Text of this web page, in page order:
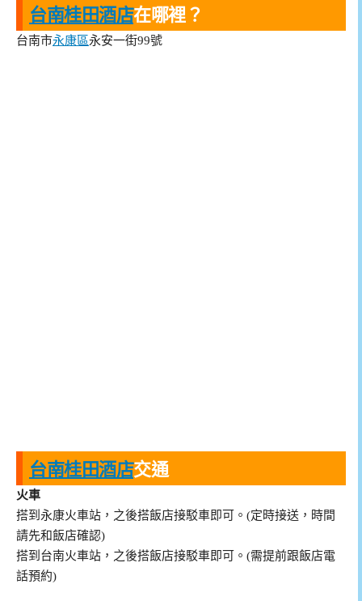
台南桂田酒店在哪裡？
台南市永康區永安一街99號
台南桂田酒店交通
火車
搭到永康火車站，之後搭飯店接駁車即可。(定時接送，時間
請先和飯店確認)
搭到台南火車站，之後搭飯店接駁車即可。(需提前跟飯店電
話預約)